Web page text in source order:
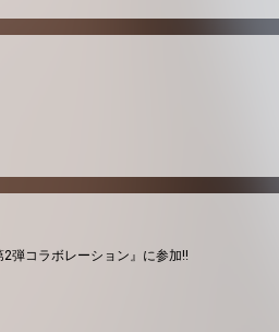
弾コラボレーション』に参加!!